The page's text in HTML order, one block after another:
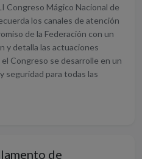
Congreso Mágico Nacional de
los canales de atención
de la Federación con un
y detalla las actuaciones
Congreso se desarrolle en un
seguridad para todas las
de